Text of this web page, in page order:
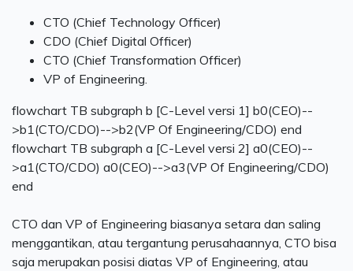
CTO (Chief Technology Officer)
CDO (Chief Digital Officer)
CTO (Chief Transformation Officer)
VP of Engineering.
flowchart TB subgraph b [C-Level versi 1] b0(CEO)--
>b1(CTO/CDO)-->b2(VP Of Engineering/CDO) end
flowchart TB subgraph a [C-Level versi 2] a0(CEO)--
>a1(CTO/CDO) a0(CEO)-->a3(VP Of Engineering/CDO)
end
CTO dan VP of Engineering biasanya setara dan saling
menggantikan, atau tergantung perusahaannya, CTO bisa
saja merupakan posisi diatas VP of Engineering, atau